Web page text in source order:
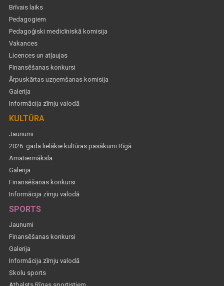
Brīvais laiks
Pedagogiem
Pedagoģiski medicīniskā komisija
Vakances
Licences un atļaujas
Finansēšanas konkursi
Ārpuskārtas uzņemšanas komisija
Galerija
Informācija zīmju valodā
KULTŪRA
Jaunumi
2026. gada lielākie kultūras pasākumi Rīgā
Amatiermāksla
Galerija
Finansēšanas konkursi
Informācija zīmju valodā
SPORTS
Jaunumi
Finansēšanas konkursi
Galerija
Informācija zīmju valodā
Skolu sports